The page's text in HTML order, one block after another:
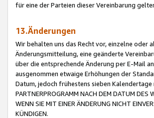
für eine der Parteien dieser Vereinbarung
13.Änderungen
Wir behalten uns das Recht vor, einzelne oder
Änderungsmitteilung, eine geänderte
über die entsprechende Änderung per E-Mail
ausgenommen etwaige Erhöhungen der
Datum, jedoch frühestens sieben Kalendertage
PARTNERPROGRAMM NACH DEM DATUM DES
WENN SIE MIT EINER ÄNDERUNG NICHT
KÜNDIGEN.